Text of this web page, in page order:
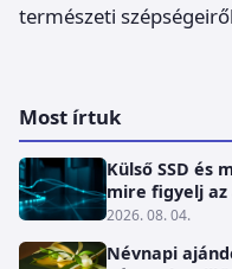
természeti
Most írtuk
Külső SSD és
mire figyelj
2026. 08. 04.
Névnapi